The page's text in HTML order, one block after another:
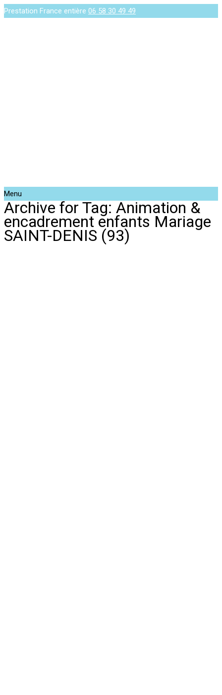
Prestation France entière 06 58 30 49 49
Menu
Archive for Tag: Animation &
encadrement enfants Mariage
SAINT-DENIS (93)